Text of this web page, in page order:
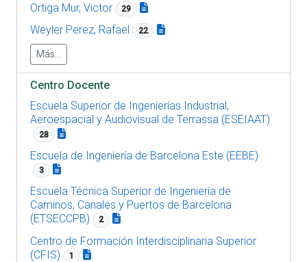
Ortiga Mur, Victor 29
Weyler Perez, Rafael 22
Más...
Centro Docente
Escuela Superior de Ingenierías Industrial,
Aeroespacial y Audiovisual de Terrassa (ESEIAAT)
28
Escuela de Ingeniería de Barcelona Este (EEBE)
3
Escuela Técnica Superior de Ingeniería de
Caminos, Canales y Puertos de Barcelona
(ETSECCPB)
2
Centro de Formación Interdisciplinaria Superior
(CFIS)
1